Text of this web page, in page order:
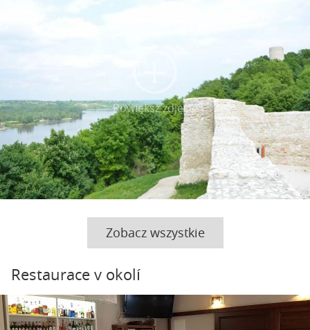
Powiększ zdjęcie
Zobacz wszystkie
Restaurace v okolí